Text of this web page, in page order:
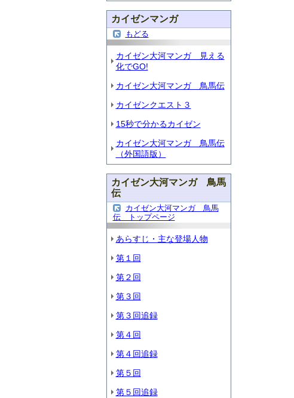
カイゼンマンガ
もどる
カイゼン大河マンガ 見える
化でGO!
カイゼン大河マンガ 鳥馬伝
カイゼンクエスト３
15秒で分かるカイゼン
カイゼン大河マンガ 鳥馬伝
（外国語版）
カイゼン大河マンガ 鳥馬
伝
カイゼン大河マンガ 鳥馬
伝 トップページ
あらすじ・主な登場人物
第１回
第２回
第３回
第３回追録
第４回
第４回追録
第５回
第５回追録